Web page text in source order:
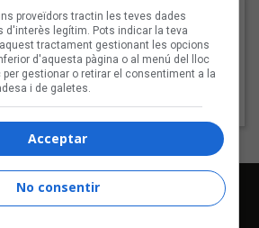
proveïdors tractin les teves dades
d'interès legítim. Pots indicar la teva
tractament gestionant les opcions
d'aquesta pàgina o al menú del lloc
per gestionar o retirar el consentiment a la
i de galetes.
Acceptar
No consentir